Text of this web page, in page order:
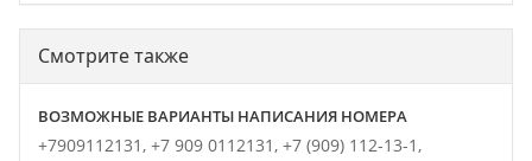
Смотрите также
ВОЗМОЖНЫЕ ВАРИАНТЫ НАПИСАНИЯ НОМЕРА
+7909112131, +7 909 0112131, +7 (909) 112-13-1,